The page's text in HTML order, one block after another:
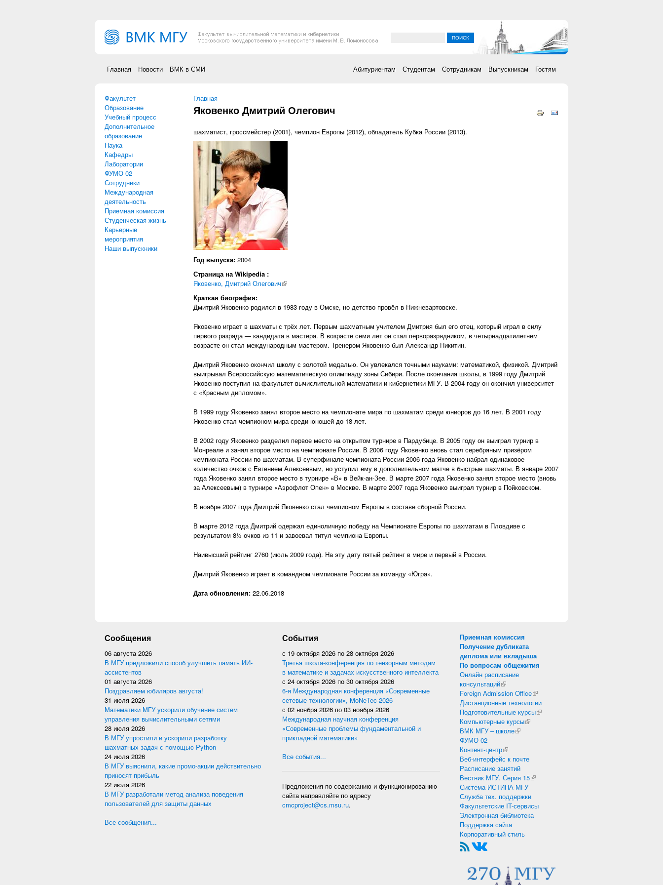
Главная Новости ВМК в СМИ Абитуриентам Студентам Сотрудникам Выпускникам Гостям
Факультет
Образование
Учебный процесс
Дополнительное
образование
Наука
Кафедры
Лаборатории
ФУМО 02
Сотрудники
Международная
деятельность
Приемная комиссия
Студенческая жизнь
Карьерные
мероприятия
Наши выпускники
Вы здесь
Главная
Яковенко Дмитрий Олегович
шахматист, гроссмейстер (2001), чемпион Европы (2012), обладатель Кубка России (2013).
Год выпуска: 2004
Страница на Wikipedia :
Яковенко, Дмитрий Олегович(внешняя ссылка)
Краткая биография:
Дмитрий Яковенко родился в 1983 году в Омске, но детство провёл в Нижневартовске.
Яковенко играет в шахматы с трёх лет. Первым шахматным учителем Дмитрия был его отец, который играл в силу
первого разряда — кандидата в мастера. В возрасте семи лет он стал перворазрядником, в четырнадцатилетнем
возрасте он стал международным мастером. Тренером Яковенко был Александр Никитин.
Дмитрий Яковенко окончил школу с золотой медалью. Он увлекался точными науками: математикой, физикой. Дмитрий
выигрывал Всероссийскую математическую олимпиаду зоны Сибири. После окончания школы, в 1999 году Дмитрий
Яковенко поступил на факультет вычислительной математики и кибернетики МГУ. В 2004 году он окончил университет
с «Красным дипломом».
В 1999 году Яковенко занял второе место на чемпионате мира по шахматам среди юниоров до 16 лет. В 2001 году
Яковенко стал чемпионом мира среди юношей до 18 лет.
В 2002 году Яковенко разделил первое место на открытом турнире в Пардубице. В 2005 году он выиграл турнир в
Монреале и занял второе место на чемпионате России. В 2006 году Яковенко вновь стал серебряным призёром
чемпионата России по шахматам. В суперфинале чемпионата России 2006 года Яковенко набрал одинаковое
количество очков с Евгением Алексеевым, но уступил ему в дополнительном матче в быстрые шахматы. В январе 2007
года Яковенко занял второе место в турнире «В» в Вейк-ан-Зее. В марте 2007 года Яковенко занял второе место (вновь
за Алексеевым) в турнире «Аэрофлот Опен» в Москве. В марте 2007 года Яковенко выиграл турнир в Пойковском.
В ноябре 2007 года Дмитрий Яковенко стал чемпионом Европы в составе сборной России.
В марте 2012 года Дмитрий одержал единоличную победу на Чемпионате Европы по шахматам в Пловдиве с
результатом 8½ очков из 11 и завоевал титул чемпиона Европы.
Наивысший рейтинг 2760 (июль 2009 года). На эту дату пятый рейтинг в мире и первый в России.
Дмитрий Яковенко играет в командном чемпионате России за команду «Югра».
Дата обновления: 22.06.2018
Сообщения
06 августа 2026
В МГУ предложили способ улучшить память ИИ-
ассистентов
01 августа 2026
Поздравляем юбиляров августа!
31 июля 2026
Математики МГУ ускорили обучение систем
управления вычислительными сетями
28 июля 2026
В МГУ упростили и ускорили разработку
шахматных задач с помощью Python
24 июля 2026
В МГУ выяснили, какие промо-акции действительно
приносят прибыль
22 июля 2026
В МГУ разработали метод анализа поведения
пользователей для защиты данных
Все сообщения...
События
с 19 октября 2026 по 28 октября 2026
Третья школа-конференция по тензорным методам
в математике и задачах искусственного интеллекта
с 24 октября 2026 по 30 октября 2026
6-я Международная конференция «Современные
сетевые технологии», MoNeTec-2026
с 02 ноября 2026 по 03 ноября 2026
Международная научная конференция
«Современные проблемы фундаментальной и
прикладной математики»
Все события...
Предложения по содержанию и функционированию
сайта направляйте по адресу
cmcproject@cs.msu.ru.
Приемная комиссия
Получение дубликата
диплома или вкладыша
По вопросам общежития
Онлайн расписание
консультаций(внешняя ссылка)
Foreign Admission Office(внешняя ссылка)
Дистанционные технологии
Подготовительные курсы(внешняя ссылка)
Компьютерные курсы(внешняя ссылка)
ВМК МГУ – школе(внешняя ссылка)
ФУМО 02
Контент-центр(внешняя ссылка)
Веб-интерфейс к почте
Расписание занятий
Вестник МГУ. Серия 15(внешняя ссылка)
Система ИСТИНА МГУ
Служба тех. поддержки
Факультетские IT-сервисы
Электронная библиотека
Поддержка сайта
Корпоративный стиль